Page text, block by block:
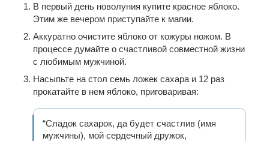
В первый день новолуния купите красное яблоко.
Этим же вечером приступайте к магии.
Аккуратно очистите яблоко от кожуры ножом. В
процессе думайте о счастливой совместной жизни
с любимым мужчиной.
Насыпьте на стол семь ложек сахара и 12 раз
прокатайте в нем яблоко, приговаривая:
“Сладок сахарок, да будет счастлив (имя
мужчины), мой сердечный дружок,